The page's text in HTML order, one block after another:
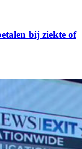
bij ziekte of